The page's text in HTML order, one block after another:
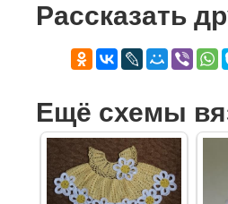
Рассказать
Ещё схемы